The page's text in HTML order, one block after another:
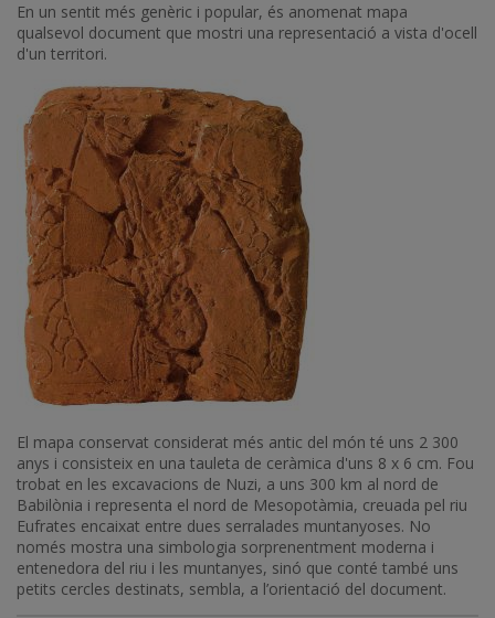
En un sentit més genèric i popular, és anomenat mapa
qualsevol document que mostri una representació a vista d'ocell
d'un territori.
Imatge
El mapa conservat considerat més antic del món té uns 2 300
anys i consisteix en una tauleta de ceràmica d'uns 8 x 6 cm. Fou
trobat en les excavacions de Nuzi, a uns 300 km al nord de
Babilònia i representa el nord de Mesopotàmia, creuada pel riu
Eufrates encaixat entre dues serralades muntanyoses. No
només mostra una simbologia sorprenentment moderna i
entenedora del riu i les muntanyes, sinó que conté també uns
petits cercles destinats, sembla, a l’orientació del document.